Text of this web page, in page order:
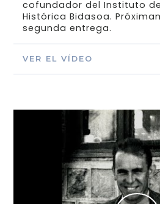
cofundador del Instituto
Histórica Bidasoa.
segunda entrega.
VER EL VÍDEO